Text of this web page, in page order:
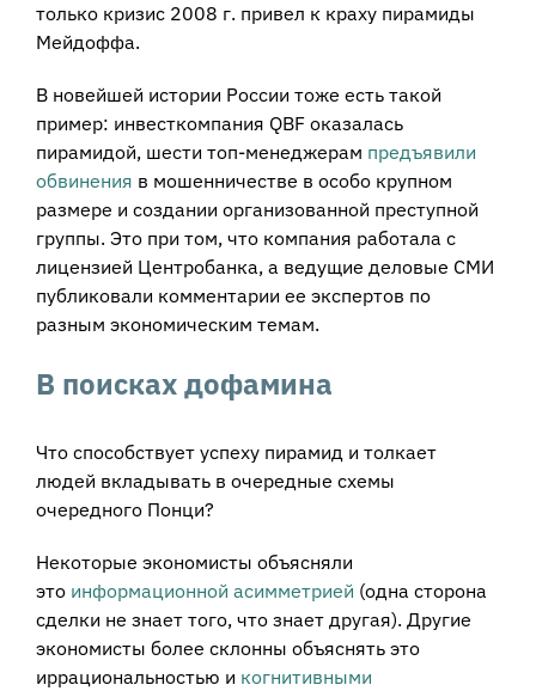
только кризис 2008 г. привел к краху пирамиды
Мейдоффа.
В новейшей истории России тоже есть такой
пример: инвесткомпания QBF оказалась
пирамидой, шести топ-менеджерам предъявили
обвинения в мошенничестве в особо крупном
размере и создании организованной преступной
группы. Это при том, что компания работала с
лицензией Центробанка, а ведущие деловые СМИ
публиковали комментарии ее экспертов по
разным экономическим темам.
В поисках дофамина
Что способствует успеху пирамид и толкает
людей вкладывать в очередные схемы
очередного Понци?
Некоторые экономисты объясняли
это информационной асимметрией (одна сторона
сделки не знает того, что знает другая). Другие
экономисты более склонны объяснять это
иррациональностью и когнитивными